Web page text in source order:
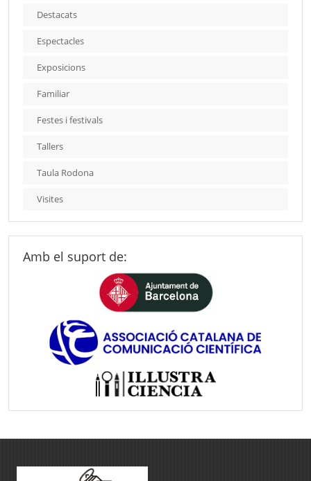
Destacats
Espectacles
Exposicions
Familiar
Festes i festivals
Tallers
Taula Rodona
Visites
Amb el suport de: